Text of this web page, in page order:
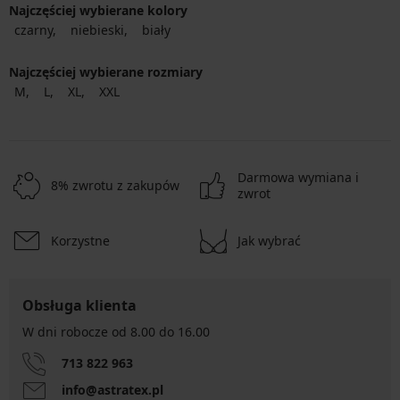
Najczęściej wybierane kolory
czarny
niebieski biały
Najczęściej wybierane rozmiary
M
L XL XXL
8% zwrotu z zakupów
Darmowa wymiana i
zwrot
Korzystne Jak wybrać
Obsługa klienta
W dni robocze od 8.00 do 16.00
713 822 963
info@astratex.pl